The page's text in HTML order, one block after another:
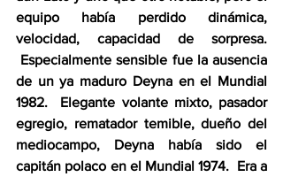
equipo había perdido dinámica,
velocidad, capacidad de sorpresa.
Especialmente sensible fue la ausencia
de un ya maduro Deyna en el Mundial
1982.  Elegante volante mixto, pasador
egregio, rematador temible, dueño del
mediocampo, Deyna había sido el
capitán polaco en el Mundial 1974.  Era a